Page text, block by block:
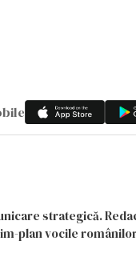
strategică.
plan vocile